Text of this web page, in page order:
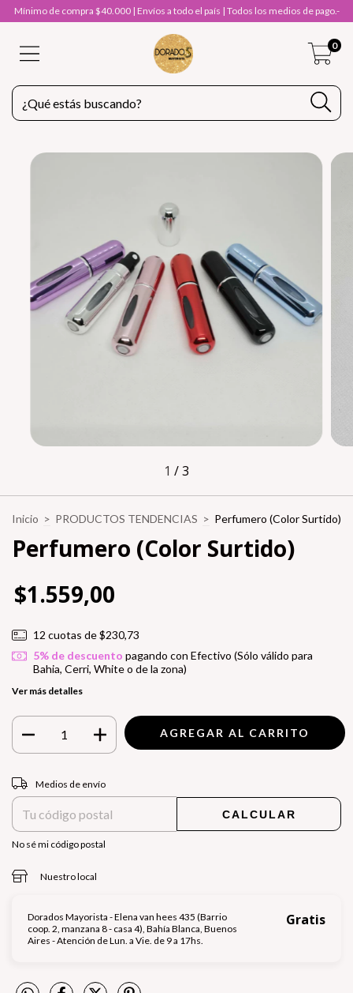
Mínimo de compra $40.000 | Envíos a todo el país | Todos los medios de pago.-
0
1 /3
Inicio > PRODUCTOS TENDENCIAS > Perfumero (Color Surtido)
Perfumero (Color Surtido)
$1.559,00
12 cuotas de$230,73
5% de descuento pagando con Efectivo (Sólo válido para
Bahia, Cerri, White o de la zona)
Ver más detalles
Entregas para el CP:
Medios de envío
CALCULAR
No sé mi código postal
Nuestro local
Dorados Mayorista - Elena van hees 435 (Barrio
coop. 2, manzana 8 - casa 4), Bahía Blanca, Buenos
Aires - Atención de Lun. a Vie. de 9 a 17hs.
Gratis